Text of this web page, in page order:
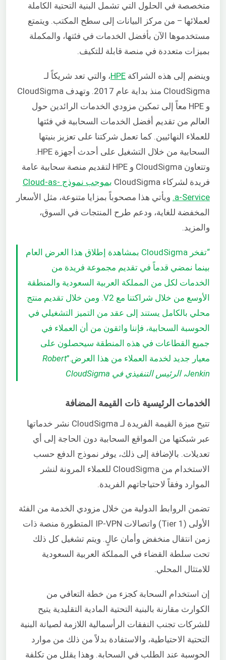
متخصصة في الحلول التي تشمل البنية التحتية الكاملة
لعملائها – من مركز البيانات إلى سطح المكتب. ويتمتع
مستخدموها الآن بأفضل الخدمات في فئتها، والمكملة
بميزات متعددة في منصة قابلة للتكيف.
وينضم إلى هذه الشراكة HPE، والتي تعد شريكاً لـ
CloudSigma منذ بداية عام 2017. وتهدف CloudSigma
و HPE معاً إلى تمكين مزودي الخدمات الرائدين حول
العالم من تقديم أفضل الخدمات السحابية في فئتها
للعملاء النهائيين. كما تعمل شركتنا على تعزيز بنيتها
وتتعاون CloudSigma و HPE لتقديم منصة سحابية عامة
فريدة لشركاء CloudSigma
بموجب نموذج Cloud-as-
a-Service. ويأتي هذا مصحوباً بمزايا متنوعة، مثل الأسعار
المخفضة للغاية، ودعم طرح المنتجات في السوق،
والمزيد.
“تفخر CloudSigma بمشاهدة إطلاق هذا العرض العام
بينما نمضي قدماً في تقديم مجموعة فريدة من
الخدمات لكل من المملكة العربية السعودية والمنطقة
الأوسع من خلال شراكتنا مع V2. ومن خلال تقديم منتج
محلي بالكامل يستند إلى عقد من التميز التشغيلي في
الحوسبة السحابية، فإننا واثقون من أن العملاء في
جميع القطاعات في هذه المنطقة سيحصلون على
معيار جديد لخدمة العملاء من هذا العرض.”Robert
Jenkin، الرئيس التنفيذي في CloudSigma
الخدمات الرئيسية ذات القيمة المضافة
تتيح ميزة القيمة الفريدة لـ CloudSigma نشر خدماتها
عبر شبكتها من المواقع السحابية دون الحاجة إلى أي
تعديلات. بالإضافة إلى ذلك، يوفر نموذج الدفع حسب
الاستخدام من CloudSigma للعملاء المرونة لنشر
الموارد وفقاً لاحتياجاتهم الفريدة.
تضمن الروابط الدولية من خلال مزودي الخدمة من الفئة
الأولى (Tier 1) واتصالات IP-VPN المتطورة منصة ذات
زمن انتقال منخفض وأمان عالٍ. ويتم تشغيل كل ذلك
تحت سلطة القضاء في المملكة العربية السعودية
للامتثال المحلي.
إن استخدام السحابة كجزء من خطة التعافي من
الكوارث مقارنة بالبنية التحتية المادية التقليدية يتيح
للشركات تجنب النفقات الرأسمالية اللازمة لصيانة البنية
التحتية الاحتياطية، والاستفادة بدلاً من ذلك من موارد
الحوسبة عند الطلب في السحابة. وهذا يقلل من تكلفة